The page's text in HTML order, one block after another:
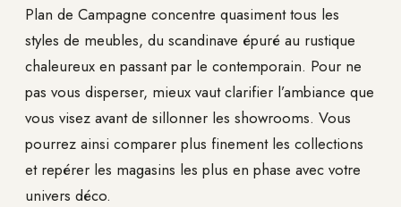
Plan de Campagne concentre quasiment tous les
styles de meubles, du scandinave épuré au rustique
chaleureux en passant par le contemporain. Pour ne
pas vous disperser, mieux vaut clarifier l’ambiance que
vous visez avant de sillonner les showrooms. Vous
pourrez ainsi comparer plus finement les collections
et repérer les magasins les plus en phase avec votre
univers déco.